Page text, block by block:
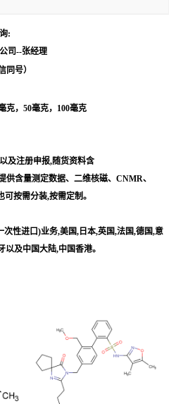
:
司--张经理
同号）
克，50毫克，100毫克
及注册申报,随货资料含
含量测定数据、二维核磁、CNMR、
按需分装,按需定制。
次性进口)业务,美国,日本,英国,法国,德国,意
及中国大陆,中国香港。